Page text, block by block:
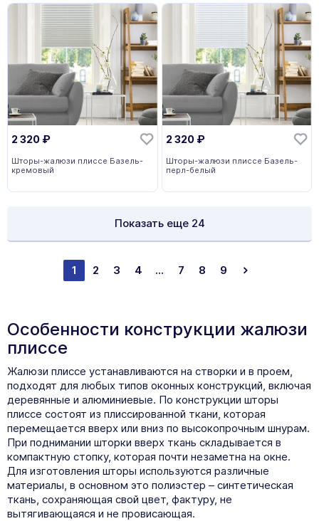
2 320 ₽
Шторы-жалюзи плиссе Базель-
кремовый
2 320 ₽
Шторы-жалюзи плиссе Базель-
перл-белый
Показать еще 24
1 2 3 4 … 7 8 9
Особенности конструкции жалюзи
плиссе
Жалюзи плиссе устанавливаются на створки и в проем,
подходят для любых типов оконных конструкций, включая
деревянные и алюминиевые. По конструкции шторы
плиссе состоят из плиссированной ткани, которая
перемещается вверх или вниз по высокопрочным шнурам.
При поднимании шторки вверх ткань складывается в
компактную стопку, которая почти незаметна на окне.
Для изготовления шторы используются различные
материалы, в основном это полиэстер – синтетическая
ткань, сохраняющая свой цвет, фактуру, не
вытягивающаяся и не провисающая.